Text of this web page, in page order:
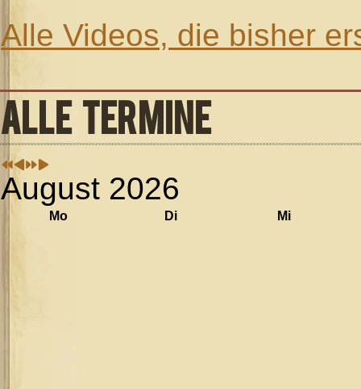
Alle Videos, die bisher
ALLE TERMINE
August 2026
Mo Di Mi